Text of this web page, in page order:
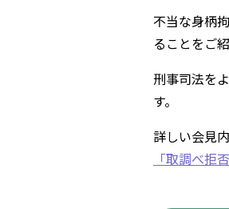
不当な身柄
ることをご
刑事司法を
す。
詳しい会見
「取調べ拒